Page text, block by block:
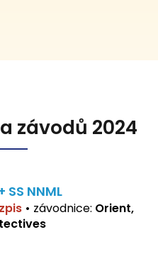
závodů 2024
SS NNML
• závodnice: Orient,